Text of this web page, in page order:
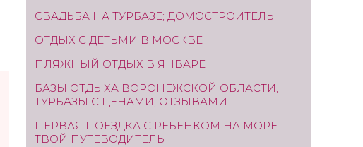
СВАДЬБА НА ТУРБАЗЕ; ДОМОСТРОИТЕЛЬ
ОТДЫХ С ДЕТЬМИ В МОСКВЕ
ПЛЯЖНЫЙ ОТДЫХ В ЯНВАРЕ
БАЗЫ ОТДЫХА ВОРОНЕЖСКОЙ ОБЛАСТИ,
ТУРБАЗЫ С ЦЕНАМИ, ОТЗЫВАМИ
ПЕРВАЯ ПОЕЗДКА С РЕБЕНКОМ НА МОРЕ |
ТВОЙ ПУТЕВОДИТЕЛЬ